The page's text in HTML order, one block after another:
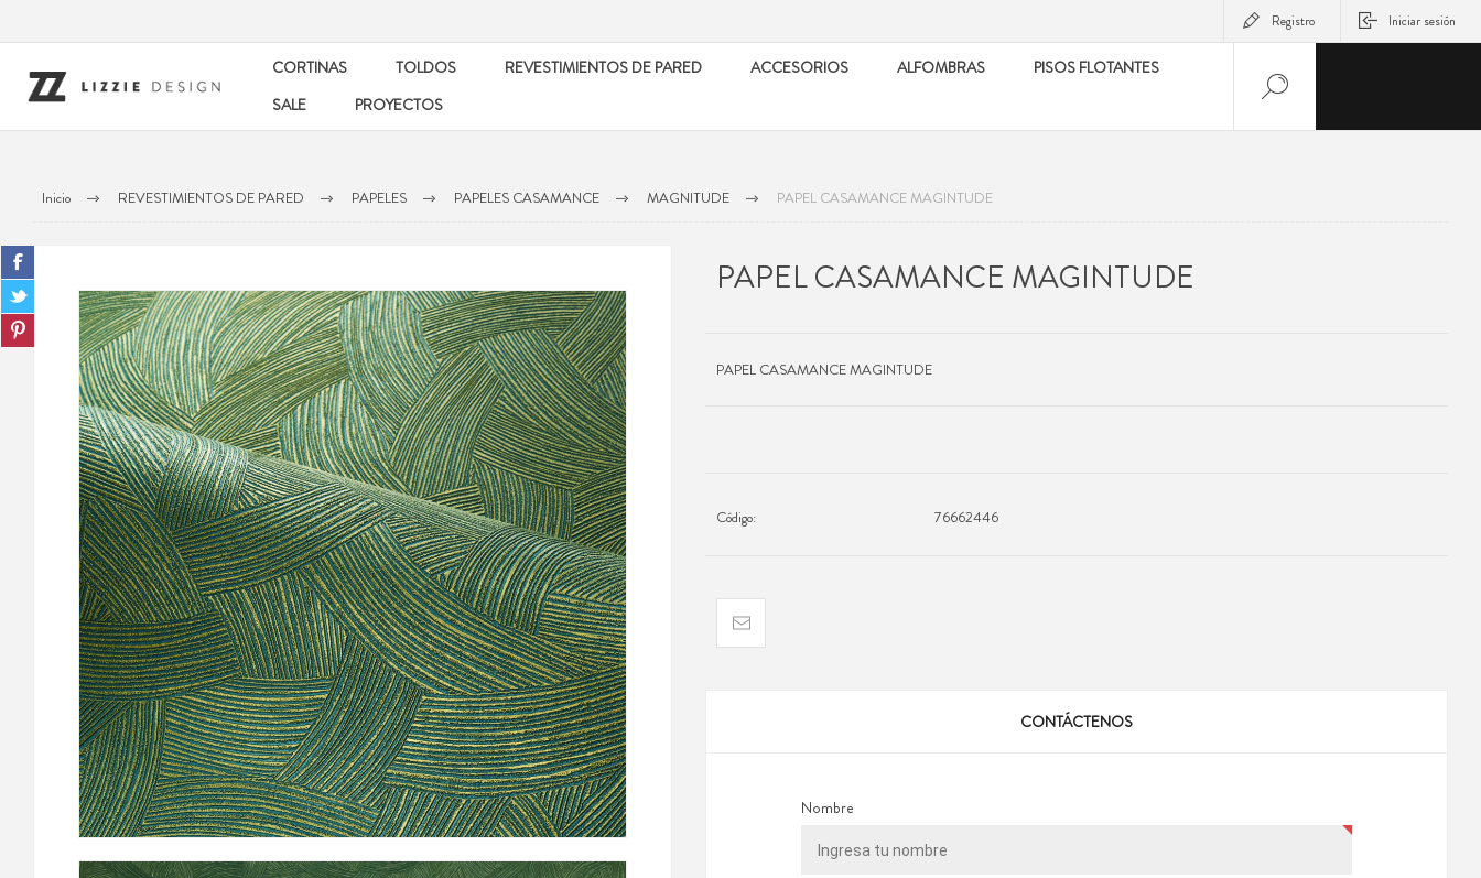
Registro Iniciar sesión
CORTINAS TOLDOS REVESTIMIENTOS DE PARED ACCESORIOS ALFOMBRAS
PISOS FLOTANTES
SALE
PROYECTOS
Inicio REVESTIMIENTOS DE PARED PAPELES PAPELES CASAMANCE MAGNITUDE PAPEL CASAMANCE MAGINTUDE
PAPEL CASAMANCE MAGINTUDE
PAPEL CASAMANCE MAGINTUDE
Código: 76662446
CONTÁCTENOS
Nombre